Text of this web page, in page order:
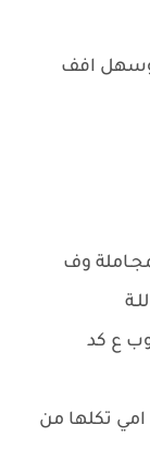
افف
وف
ع كد
تكلها من